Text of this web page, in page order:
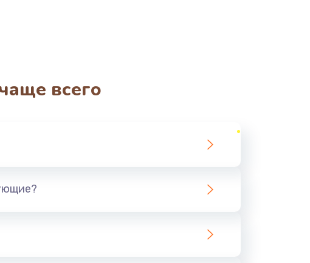
всего